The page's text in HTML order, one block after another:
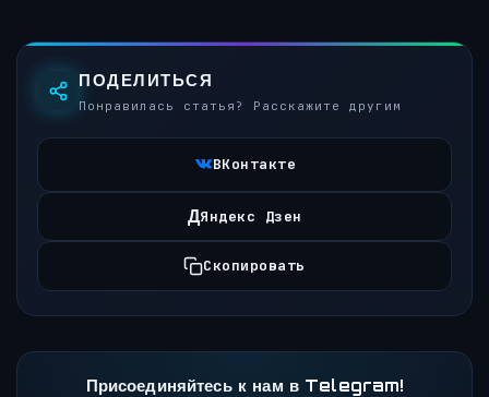
ПОДЕЛИТЬСЯ
Понравилась статья? Расскажите другим
ВКонтакте
ДЯндекс Дзен
Скопировать
Присоединяйтесь к нам в Telegram!